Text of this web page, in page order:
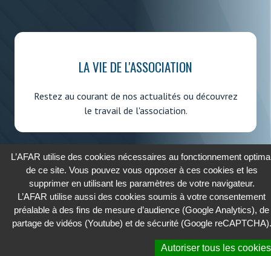
LA VIE DE L'ASSOCIATION
Restez au courant de nos actualités ou découvrez
le travail de l'association.
2026 - AFAR
ASSOCIATION FRANÇAISE DES AFFAIRES RÉGLEMENTAIRES
L’AFAR utilise des cookies nécessaires au fonctionnement
de ce site. Vous pouvez vous opposer à ces cookies et les
supprimer en utilisant les paramètres de votre navigateur.
L’AFAR utilise aussi des cookies soumis à votre consentement
préalable à des fins de mesure d’audience (Google Analytics), de
partage de vidéos (Youtube) et de sécurité (Google reCAPTCHA).
Autoriser tous les cookies